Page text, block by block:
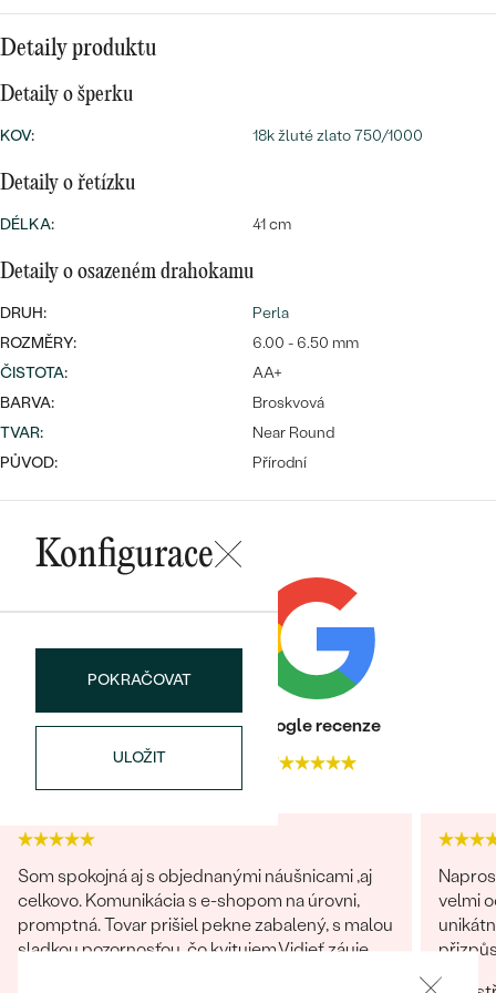
Nejprodávanější
snubní prsteny
DRAHOKAM
DLE MATERIÁLU
PLATINA
Wave kolekce
S DRAHOKAMY
S LAB-GROWN DIAMANTY
DLE STYLU
PERSONALIZOVANÉ
SYMBOLICKÉ
MINIMALISTICKÉ
PODLE PŘÍLEŽITOSTI
PODLE TVARU KAMENE
Nejprodávanější
náušnice
PROHLÉDNOUT
CENOVĚ DOSTUPNÉ
LUXUSNÍ
Personalizované
přívěsky
OBJEVIT
CENOVĚ DOSTUPNÉ
LUXUSNÍ
Nejprodávanější
prsteny
PROHLÉDNOUT
Detaily produktu
Detaily o šperku
KOV: 18k žluté zlato 750/1000
Detaily o řetízku
DÉLKA: 41 cm
Detaily o osazeném drahokamu
DRUH:
Perla
ROZMĚRY:
6.00 - 6.50 mm
ČISTOTA:
AA+
BARVA:
Broskvová
TVAR:
Near Round
PŮVOD:
Přírodní
Konfigurace
POKRAČOVAT
ULOŽIT
Heureka recenze
4.9
Google recenze
4.7
Som spokojná aj s objednanými náušnicami ,aj
celkovo. Komunikácia s e-shopom na úrovni,
promptná. Tovar prišiel pekne zabalený, s malou
sladkou pozornosťou, čo kvitujem.Vidieť záujem
velmi